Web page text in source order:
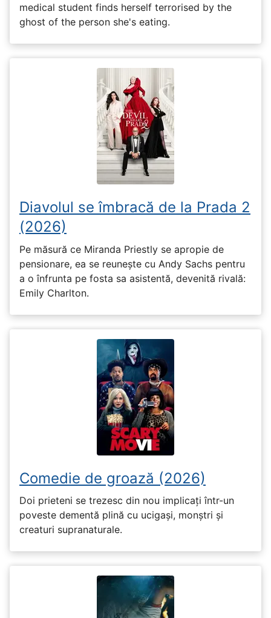
medical student finds herself terrorised by the
ghost of the person she's eating.
Diavolul se îmbracă de la Prada 2
(2026)
Pe măsură ce Miranda Priestly se apropie de
pensionare, ea se reunește cu Andy Sachs pentru
a o înfrunta pe fosta sa asistentă, devenită rivală:
Emily Charlton.
Comedie de groază (2026)
Doi prieteni se trezesc din nou implicați într-un
poveste dementă plină cu ucigași, monștri și
creaturi supranaturale.